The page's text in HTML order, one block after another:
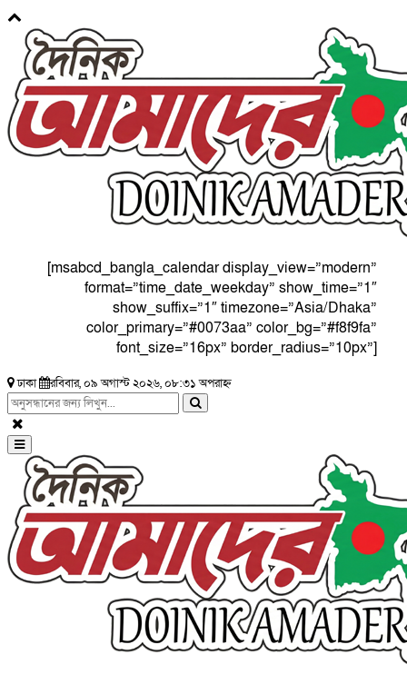
[msabcd_bangla_calendar display_view=”modern”
format=”time_date_weekday” show_time=”1″
show_suffix=”1″ timezone=”Asia/Dhaka”
color_primary=”#0073aa” color_bg=”#f8f9fa”
font_size=”16px” border_radius=”10px”]
ঢাকা রবিবার, ০৯ অগাস্ট ২০২৬, ০৮:৩১ অপরাহ্ন